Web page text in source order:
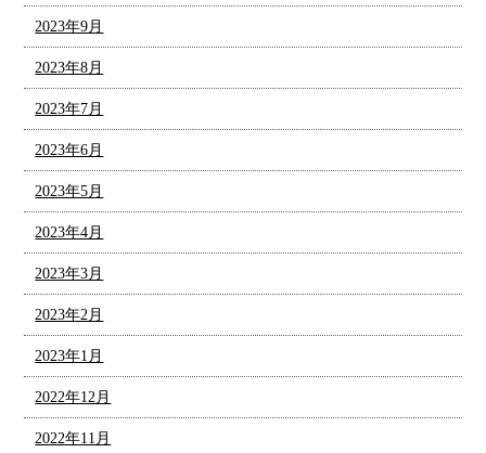
2023年9月
2023年8月
2023年7月
2023年6月
2023年5月
2023年4月
2023年3月
2023年2月
2023年1月
2022年12月
2022年11月